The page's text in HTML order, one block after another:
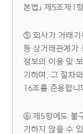
본법」 제5조제1
⑤ 회사가 거래기
등 상거래관계가
정보의 이용 및
기하며, 그 절차와
16조를 준용합니
⑥ 제5항에도 불
기하지 않을 수